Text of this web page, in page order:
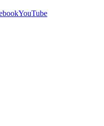
YouTube